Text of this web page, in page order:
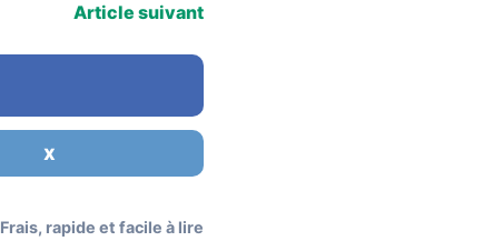
Article suivant
X
Frais, rapide et facile à lire